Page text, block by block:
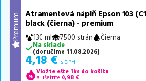
Premium
Atramentová náplň Epson 103
black (čierna) - premium
130 ml 7500 strán
Čierna
Na sklade
(doručíme 11.08.2026)
4,18 € s DPH
Vložte ešte 1ks do košíka
a ušetríte 0,98 €